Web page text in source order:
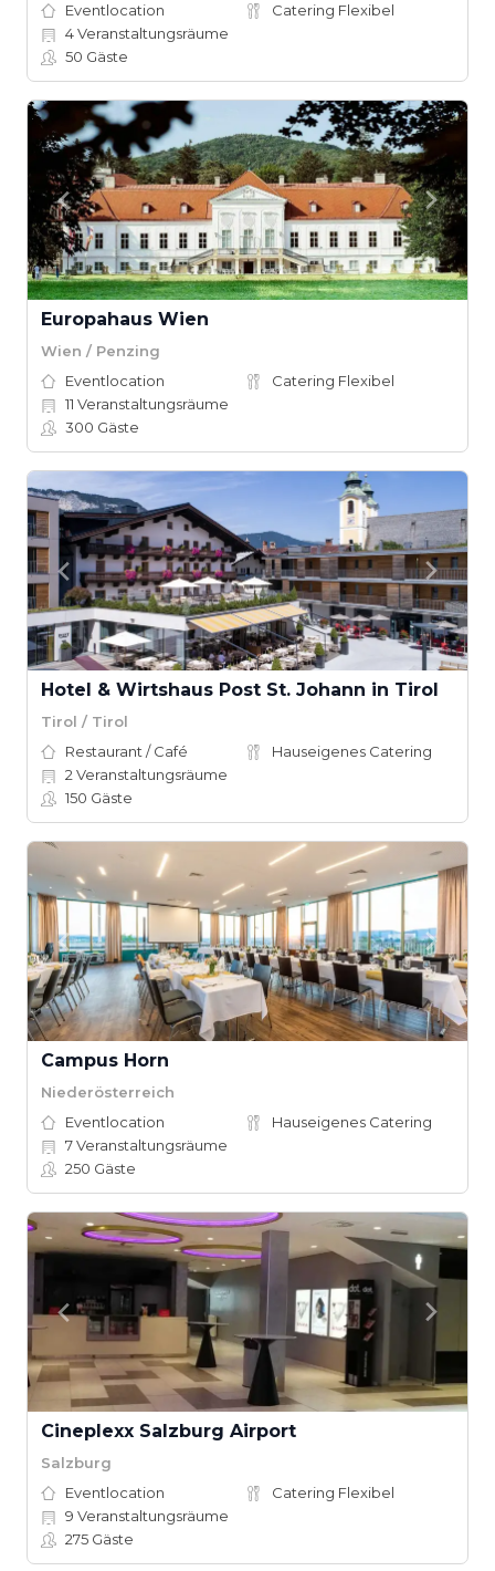
Eventlocation
Catering Flexibel
4Veranstaltungsräume
50 Gäste
Europahaus Wien
Wien / Penzing
Eventlocation
Catering Flexibel
11 Veranstaltungsräume
300 Gäste
Hotel & Wirtshaus Post St. Johann in Tirol
Tirol / Tirol
Restaurant / Café
Hauseigenes Catering
2 Veranstaltungsräume
150 Gäste
Campus Horn
Niederösterreich
Eventlocation
Hauseigenes Catering
7Veranstaltungsräume
250 Gäste
Cineplexx Salzburg Airport
Salzburg
Eventlocation
Catering Flexibel
9 Veranstaltungsräume
275 Gäste